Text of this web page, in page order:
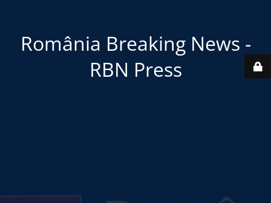
România Breaking News -
RBN Press